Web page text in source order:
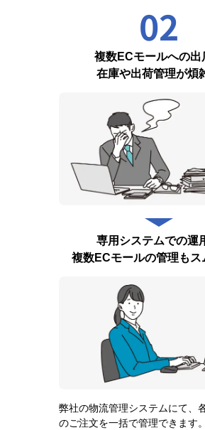
02
複数ECモールへの出
在庫や出荷管理が煩
専用システムでの運
複数ECモールの管理もス
弊社の物流管理システムにて、
のご注文を一括で管理できます